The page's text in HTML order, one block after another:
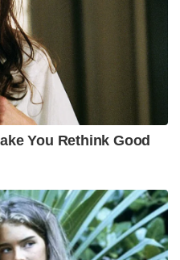
You Rethink Good